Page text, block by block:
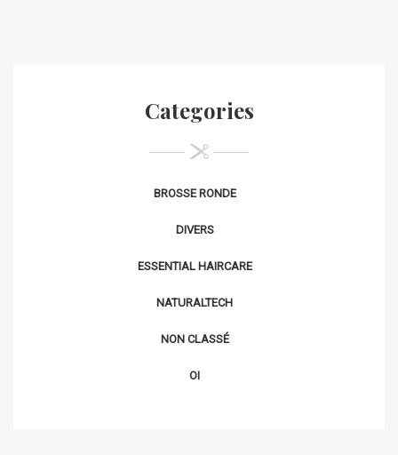
Categories
BROSSE RONDE
DIVERS
ESSENTIAL HAIRCARE
NATURALTECH
NON CLASSÉ
OI